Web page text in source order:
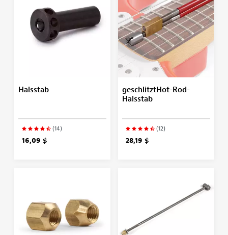
Halsstab
(14)
16,09 $
geschlitztHot-Rod-
Halsstab
(12)
28,19 $